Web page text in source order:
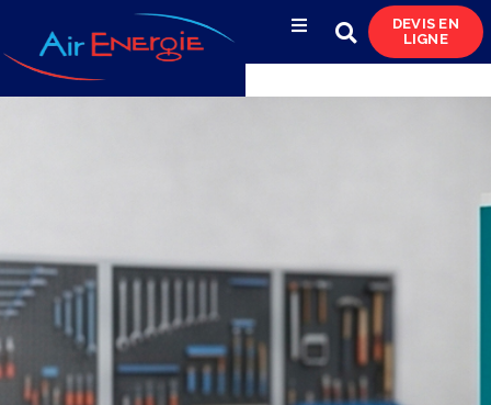
& pompes à vide
Occasions
DEVIS EN
LIGNE